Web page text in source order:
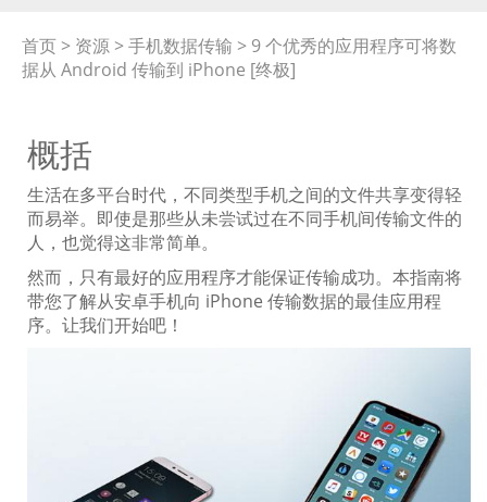
首页 > 资源 >手机数据传输 > 9 个优秀的应用程序可将数
据从 Android 传输到 iPhone [终极]
概括
生活在多平台时代，不同类型手机之间的文件共享变得轻
而易举。即使是那些从未尝试过在不同手机间传输文件的
人，也觉得这非常简单。
然而，只有最好的应用程序才能保证传输成功。本指南将
带您了解从安卓手机向 iPhone 传输数据的最佳应用程
序。让我们开始吧！